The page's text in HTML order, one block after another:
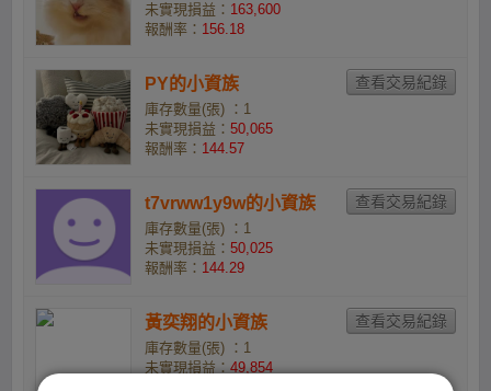
未實現損益： 163,600
報酬率： 156.18
PY的小資族
庫存數量(張) ：1
未實現損益： 50,065
報酬率： 144.57
t7vrww1y9w的小資族
庫存數量(張) ：1
未實現損益： 50,025
報酬率： 144.29
黃奕翔的小資族
庫存數量(張) ：1
未實現損益： 49,854